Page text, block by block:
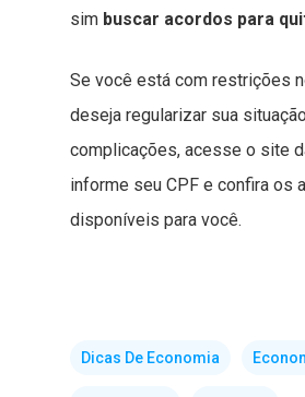
sim buscar acordos para
Se você está com restrições
deseja regularizar sua
complicações, acesse o site
informe seu CPF e confira os
disponíveis para você.
Dicas De Economia